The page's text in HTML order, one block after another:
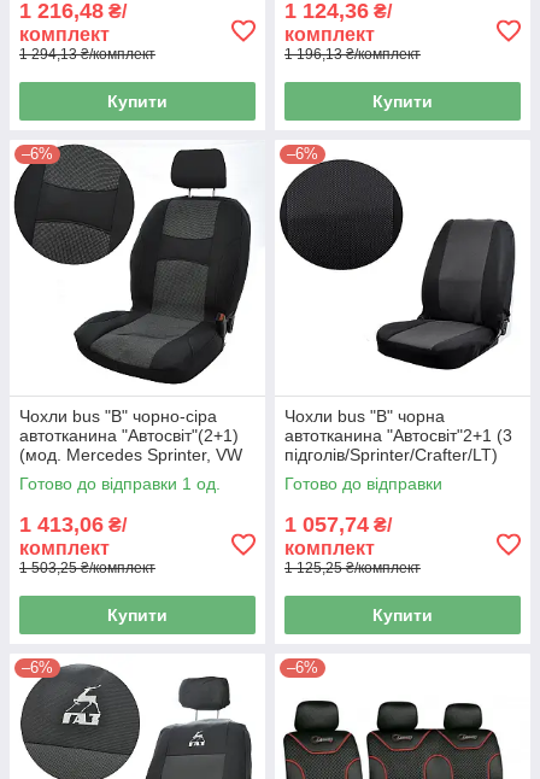
1 216,48 ₴/
комплект
1 294,13 ₴/комплект
Купити
1 124,36 ₴/
комплект
1 196,13 ₴/комплект
Купити
–6%
Чохли bus "B" чорно-сіра
автотканина "Автосвіт"(2+1)
(мод. Mercedes Sprinter, VW
LT 96-06 3 підгол.)
Готово до відправки 1 од.
1 413,06 ₴/
комплект
1 503,25 ₴/комплект
Купити
–6%
Чохли bus "B" чорна
автотканина "Автосвіт"2+1 (3
підголів/Sprinter/Crafter/LT)
(дешеві)
Готово до відправки
1 057,74 ₴/
комплект
1 125,25 ₴/комплект
Купити
–6% –6%